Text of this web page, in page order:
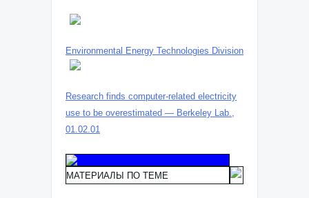
Environmental Energy Technologies Division
Research finds computer-related electricity
use to be overestimated — Berkeley Lab.,
01.02.01
МАТЕРИАЛЫ ПО ТЕМЕ